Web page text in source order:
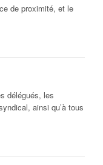
de proximité, et le
délégués, les
ainsi qu’à tous